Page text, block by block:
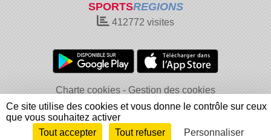
SPORTSREGIONS
412772 visites
Charte cookies
Gestion des cookies
Informations légales
Signaler un contenu inapproprié
Envie de participer ? Connexion
Ce site utilise des cookies et vous donne le contrôle sur ceux
que vous souhaitez activer
Tout accepter
Tout refuser Personnaliser